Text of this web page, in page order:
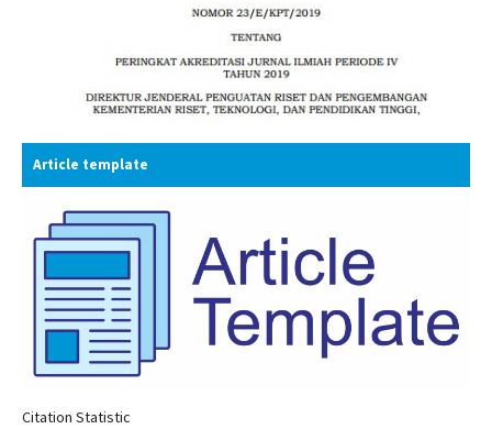
Article template
Citation Statistic